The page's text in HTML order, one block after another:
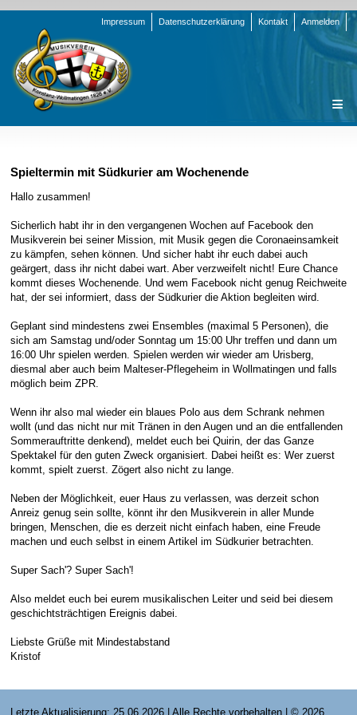
Navigation
Impressum Datenschutzerklärung Kontakt Anmelden
Verein
Vorstand
Team Jugend
Funktionsträger
Satzung/Ordnungen
Formulare
Orchester
Stammorchester
Jugendkapelle
Instrumenten-Serie
Nachrichten
Startseite
Stammorchester
Jugendkapelle
Interne Infos
Newsletter
E-Mail Strato
Termine
Presse
Jahr 2000 - 2004
Jahr 2005 - 2009
Jahr 2010 - 2014
Jahr 2015 - 2019
Geschichte
Bilder
Stammorchester
Jugendausbildung
Chronik
Vorstände
Sponsoren
Spieltermin mit Südkurier am Wochenende
Hallo zusammen!
Sicherlich habt ihr in den vergangenen Wochen auf Facebook den
Musikverein bei seiner Mission, mit Musik gegen die Coronaeinsamkeit
zu kämpfen, sehen können. Und sicher habt ihr euch dabei auch
geärgert, dass ihr nicht dabei wart. Aber verzweifelt nicht! Eure Chance
kommt dieses Wochenende. Und wem Facebook nicht genug Reichweite
hat, der sei informiert, dass der Südkurier die Aktion begleiten wird.
Geplant sind mindestens zwei Ensembles (maximal 5 Personen), die
sich am Samstag und/oder Sonntag um 15:00 Uhr treffen und dann um
16:00 Uhr spielen werden. Spielen werden wir wieder am Urisberg,
diesmal aber auch beim Malteser-Pflegeheim in Wollmatingen und falls
möglich beim ZPR.
Wenn ihr also mal wieder ein blaues Polo aus dem Schrank nehmen
wollt (und das nicht nur mit Tränen in den Augen und an die entfallenden
Sommerauftritte denkend), meldet euch bei Quirin, der das Ganze
Spektakel für den guten Zweck organisiert. Dabei heißt es: Wer zuerst
kommt, spielt zuerst. Zögert also nicht zu lange.
Neben der Möglichkeit, euer Haus zu verlassen, was derzeit schon
Anreiz genug sein sollte, könnt ihr den Musikverein in aller Munde
bringen, Menschen, die es derzeit nicht einfach haben, eine Freude
machen und euch selbst in einem Artikel im Südkurier betrachten.
Super Sach'? Super Sach'!
Also meldet euch bei eurem musikalischen Leiter und seid bei diesem
geschichtsträchtigen Ereignis dabei.
Liebste Grüße mit Mindestabstand
Kristof
Letzte Aktualisierung: 25.06.2026 | Alle Rechte vorbehalten | © 2026